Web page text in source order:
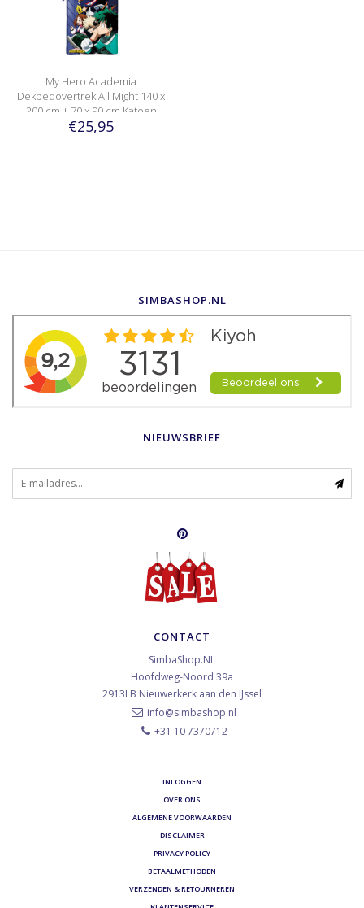
My Hero Academia
Dekbedovertrek All Might 140 x
200 cm + 70 x 90 cm Katoen
€25,95
SIMBASHOP.NL
NIEUWSBRIEF
CONTACT
SimbaShop.NL
Hoofdweg-Noord 39a
2913LB Nieuwerkerk aan den IJssel
info@simbashop.nl
+31 10 7370712
INLOGGEN
OVER ONS
ALGEMENE VOORWAARDEN
DISCLAIMER
PRIVACY POLICY
BETAALMETHODEN
VERZENDEN & RETOURNEREN